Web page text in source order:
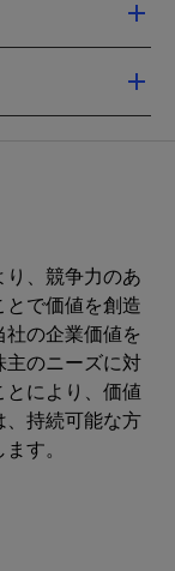
for paper,
、競争力のあ
とで価値を創造
の企業価値を
主のニーズに対
とにより、価値
、持続可能な方
す。